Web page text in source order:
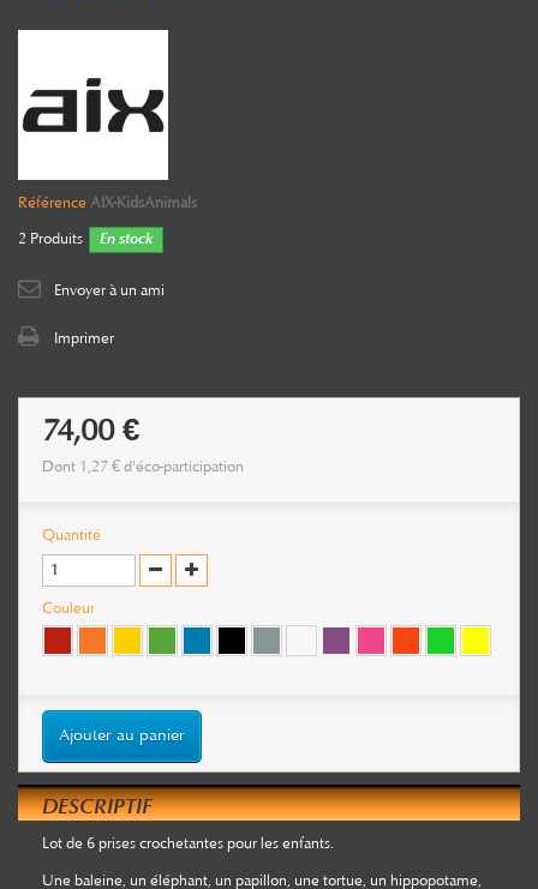
RéférenceAIX-KidsAnimals
2 Produits En stock
Envoyer à un ami
Imprimer
74,00 €
Dont 1,27 €d'éco-participation
Quantité
Couleur
Ajouter au panier
DESCRIPTIF
Lot de 6 prises crochetantes pour les enfants.
Une baleine, un éléphant, un papillon, une tortue, un hippopotame,